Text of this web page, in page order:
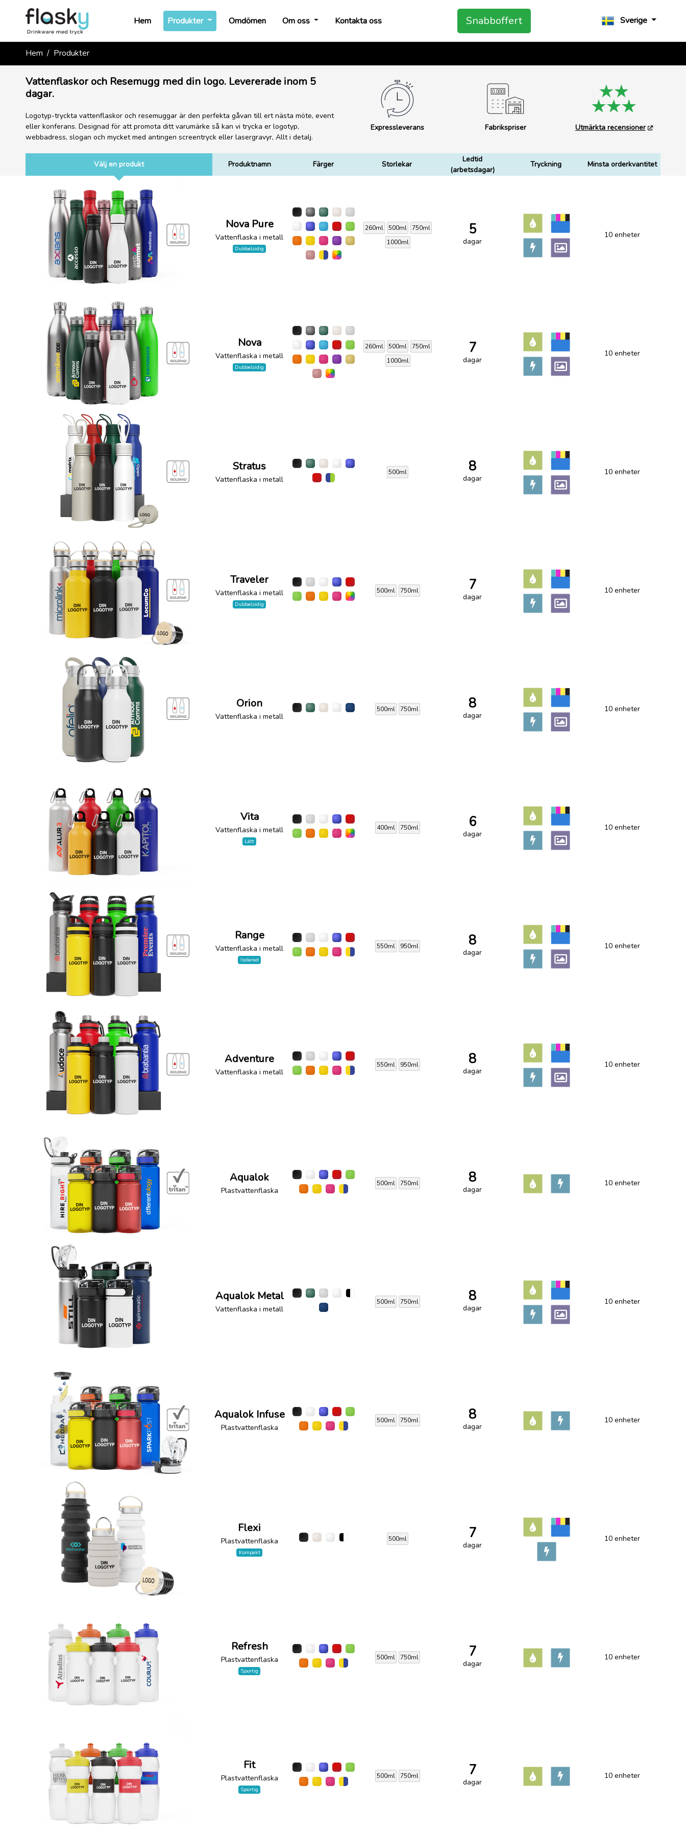
Hem Produkter (current)Omdömen Om oss Kontakta oss Snabboffert Sverige
Hem Produkter
Vattenflaskor och Resemugg med din logo. Levererade inom 5
dagar.
Logotyp-tryckta vattenflaskor och resemuggar är den perfekta gåvan till ert nästa möte, event
eller konferans. Designad för att promota ditt varumärke så kan vi trycka er logotyp,
webbadress, slogan och mycket med antingen screentryck eller lasergravyr, Allt i detalj.
Expressleverans Fabrikspriser Utmärkta recensioner
Välj en produkt Produktnamn Färger Storlekar
Ledtid
(arbetsdagar)
Tryckning Minsta orderkvantitet
Nova Pure
Vattenflaska i metall
Dubbelsidig
260ml 500ml
750ml
1000ml
5
dagar
10 enheter
Nova
Vattenflaska i metall
Dubbelsidig
260ml 500ml
750ml
1000ml
7
dagar
10 enheter
Stratus
Vattenflaska i metall
500ml 8
dagar
10 enheter
Traveler
Vattenflaska i metall
Dubbelsidig
500ml 750ml 7
dagar
10 enheter
Orion
Vattenflaska i metall
500ml 750ml 8
dagar
10 enheter
Vita
Vattenflaska i metall
Lätt
400ml 750ml 6
dagar
10 enheter
Range
Vattenflaska i metall
Isolerad
550ml 950ml 8
dagar
10 enheter
Adventure
Vattenflaska i metall
550ml 950ml 8
dagar
10 enheter
Aqualok
Plastvattenflaska
500ml 750ml 8
dagar
10 enheter
Aqualok Metal
Vattenflaska i metall
500ml 750ml 8
dagar
10 enheter
Aqualok Infuse
Plastvattenflaska
500ml 750ml 8
dagar
10 enheter
Flexi
Plastvattenflaska
Kompakt
500ml 7
dagar
10 enheter
Refresh
Plastvattenflaska
Sportig
500ml 750ml 7
dagar
10 enheter
Fit
Plastvattenflaska
Sportig
500ml 750ml 7
dagar
10 enheter